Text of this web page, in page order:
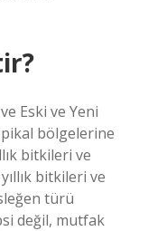
Eski ve Yeni
bölgelerine
bitkileri ve
bitkileri ve
türü
değil, mutfak